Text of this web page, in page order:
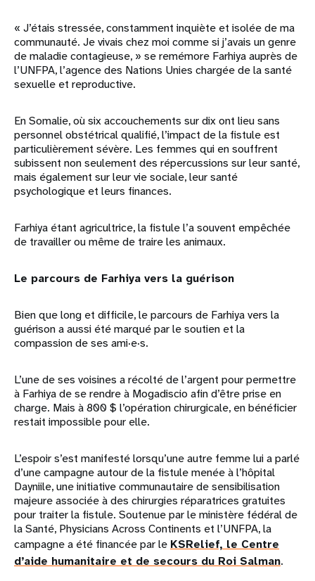
« J’étais stressée, constamment inquiète et isolée de ma
communauté. Je vivais chez moi comme si j’avais un genre
de maladie contagieuse, » se remémore Farhiya auprès de
l’UNFPA, l’agence des Nations Unies chargée de la santé
sexuelle et reproductive.
En Somalie, où six accouchements sur dix ont lieu sans
personnel obstétrical qualifié, l’impact de la fistule est
particulièrement sévère. Les femmes qui en souffrent
subissent non seulement des répercussions sur leur santé,
mais également sur leur vie sociale, leur santé
psychologique et leurs finances.
Farhiya étant agricultrice, la fistule l’a souvent empêchée
de travailler ou même de traire les animaux.
Le parcours de Farhiya vers la guérison
Bien que long et difficile, le parcours de Farhiya vers la
guérison a aussi été marqué par le soutien et la
compassion de ses ami·e·s.
L’une de ses voisines a récolté de l’argent pour permettre
à Farhiya de se rendre à Mogadiscio afin d’être prise en
charge. Mais à 800 $ l’opération chirurgicale, en bénéficier
restait impossible pour elle.
L’espoir s’est manifesté lorsqu’une autre femme lui a parlé
d’une campagne autour de la fistule menée à l’hôpital
Dayniile, une initiative communautaire de sensibilisation
majeure associée à des chirurgies réparatrices gratuites
pour traiter la fistule. Soutenue par le ministère fédéral de
la Santé, Physicians Across Continents et l’UNFPA, la
campagne a été financée par le KSRelief, le Centre
d’aide humanitaire et de secours du Roi Salman.